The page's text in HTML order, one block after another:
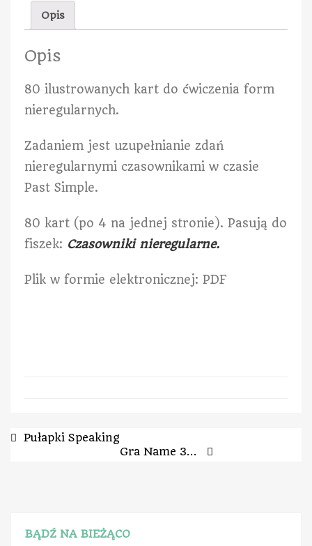
Opis
Opis
80 ilustrowanych kart do ćwiczenia form
nieregularnych.
Zadaniem jest uzupełnianie zdań
nieregularnymi czasownikami w czasie
Past Simple.
80 kart (po 4 na jednej stronie). Pasują do
fiszek: Czasowniki nieregularne.
Plik w formie elektronicznej: PDF
Pułapki Speaking
Gra Name 3…
BĄDŹ NA BIEŻĄCO